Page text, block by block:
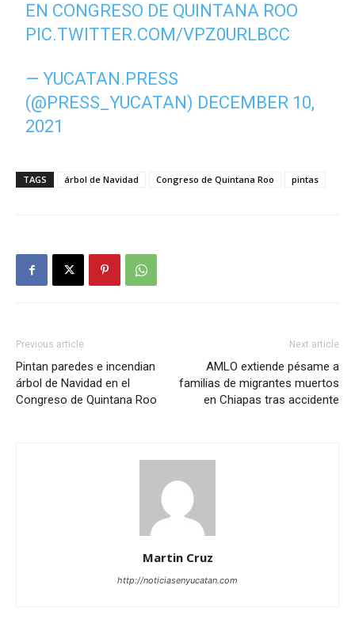
EN CONGRESO DE QUINTANA ROO
PIC.TWITTER.COM/VPZ0URLBCC
— YUCATAN.PRESS
(@PRESS_YUCATAN) DECEMBER 10,
2021
TAGS árbol de Navidad Congreso de Quintana Roo pintas
Previous article
Pintan paredes e incendian
árbol de Navidad en el
Congreso de Quintana Roo
Next article
AMLO extiende pésame a
familias de migrantes muertos
en Chiapas tras accidente
Martin Cruz
http://noticiasenyucatan.com